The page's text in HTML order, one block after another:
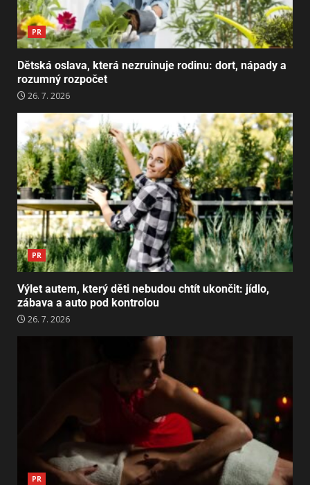
PR
Dětská oslava, která nezruinuje rodinu: dort, nápady a
rozumný rozpočet
26. 7. 2026
PR
Výlet autem, který děti nebudou chtít ukončit: jídlo,
zábava a auto pod kontrolou
26. 7. 2026
PR